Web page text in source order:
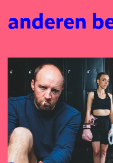
anderen